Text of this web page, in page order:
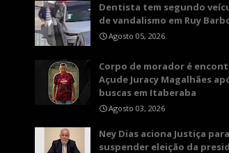
Dentista tem segundo
de vandalismo em Ruy
Agosto 05, 2026
Corpo de morador é
Açude Juracy Magalhães
buscas em Itaberaba
Agosto 03, 2026
Ney Dias aciona Justiça para
suspender eleição da